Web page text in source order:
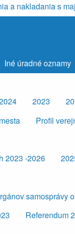
a nakladania s
Iné úradné oznamy
2023
Profil
2023 -2026
samosprávy
Referendum